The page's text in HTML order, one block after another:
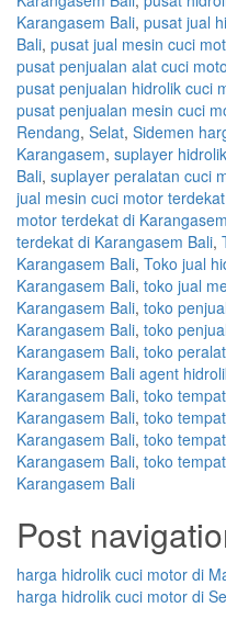
Karangasem Bali, pusat jual
Bali, pusat jual mesin cuci
pusat penjualan alat cuci
pusat penjualan hidrolik cuci
pusat penjualan mesin cuci
Rendang, Selat, Sidemen
Karangasem, suplayer
Bali, suplayer peralatan cuci
jual mesin cuci motor
motor terdekat di
terdekat di Karangasem Bali,
Karangasem Bali, Toko jual
Karangasem Bali, toko jual
Karangasem Bali, toko
Karangasem Bali, toko
Karangasem Bali, toko
Karangasem Bali agent
Karangasem Bali, toko
Karangasem Bali, toko
Karangasem Bali, toko
Karangasem Bali, toko
Karangasem Bali
Post
harga hidrolik cuci motor di
harga hidrolik cuci motor di